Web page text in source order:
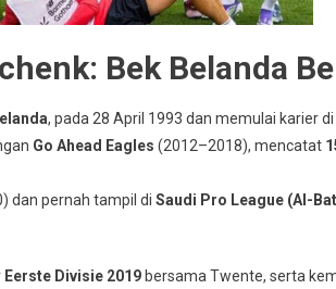
Bek Belanda
, pada 28 April 1993 dan memulai karier di
Go Ahead Eagles (2012–2018), mencatat
dan pernah tampil di Saudi Pro League (Al-
Eerste Divisie 2019 bersama Twente, serta